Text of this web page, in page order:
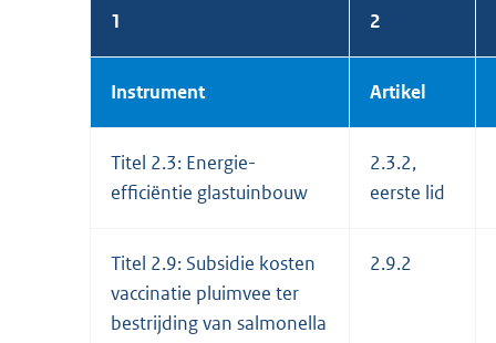
1 2
Instrument Artikel
Titel 2.3: Energie-
efficiëntie glastuinbouw
2.3.2,
eerste lid
Titel 2.9: Subsidie kosten
vaccinatie pluimvee ter
bestrijding van salmonella
2.9.2